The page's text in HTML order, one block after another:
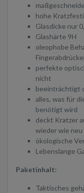
hohe
Glasdicke nur
Glashärte 9H
oleophobe
perfekte
nicht
beeinträchtigt
alles, was für
benötigt wird
deckt Kratzer
wieder wie neu
ökologische
Lebenslange
Paketinhalt:
Taktisches